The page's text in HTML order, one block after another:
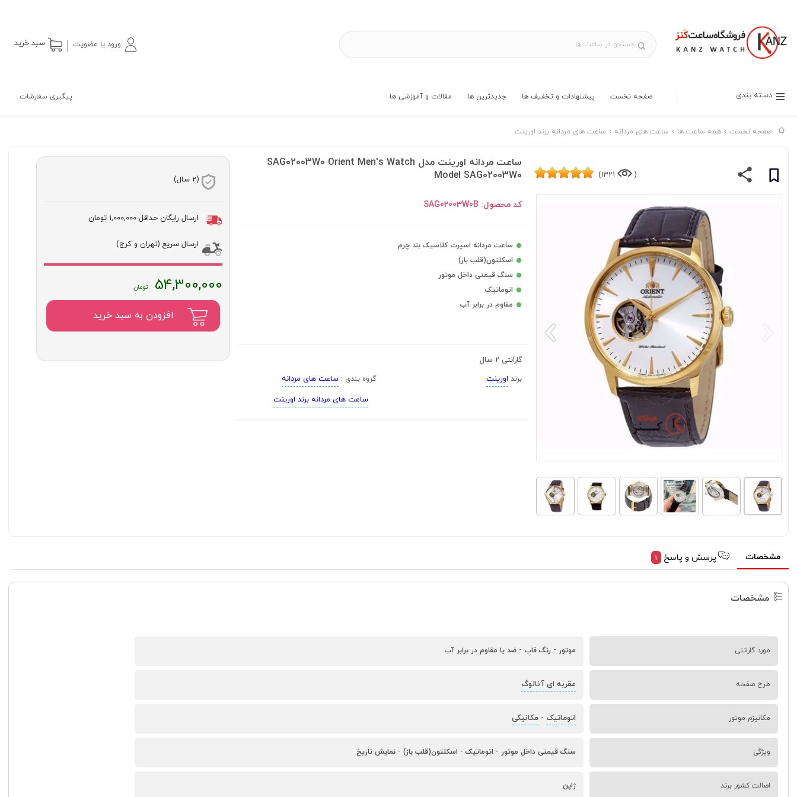
ورود یا عضویت سبد خرید
دسته بندی صفحه نخست پیشنهادات و تخفیف ها جدیدترین ها مقالات و آموزشی ها پیگیری سفارشات
صفحه نخست همه ساعت ها ساعت های مردانه ساعت های مردانه برند اورینت
(
1321)
ساعت مردانه اورینت مدل SAG02003W0 Orient Men's Watch
Model SAG02003W0
کد محصول: SAG02003W0B
ساعت مردانه اسپرت کلاسیک بند چرم
اسکلتون(قلب باز)
سنگ قیمتی داخل موتور
اتوماتیک
مقاوم در برابر آب
گارانتی 2 سال
برند اورینت گروه بندی :ساعت های مردانه
ساعت های مردانه برند اورینت
(2 سال)
ارسال رایگان حداقل 1,000,000 تومان
ارسال سریع (تهران و کرج)
54,300,000
افزودن به سبد خرید
مشخصات پرسش و پاسخ 1
مشخصات
مورد گارانتی موتور - رنگ قاب - ضد یا مقاوم در برابر آب
طرح صفحه عقربه ای آنالوگ
مکانیزم موتور اتوماتیک -مکانیکی
ویژگی سنگ قیمتی داخل موتور - اتوماتیک - اسکلتون(قلب باز) - نمایش تاریخ
اصالت کشور برند ژاپن